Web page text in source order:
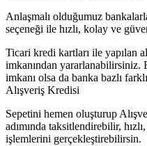
Anlaşmalı olduğumuz
seçeneği ile hızlı, kolay ve
Ticari kredi kartları ile yapılan
imkanından yararlanabilirsiniz.
imkanı olsa da banka bazlı
Alışveriş Kredisi
Sepetini hemen oluşturup
adımında taksitlendirebilir,
işlemlerini gerçekleştirebilirsin.